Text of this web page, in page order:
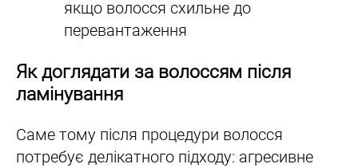
якщо волосся схильне до
перевантаження
Як доглядати за волоссям після
ламінування
Саме тому після процедури волосся
потребує делікатного підходу: агресивне